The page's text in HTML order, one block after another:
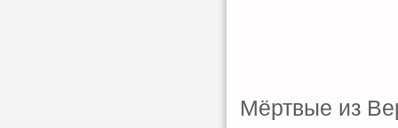
Мёртвые из